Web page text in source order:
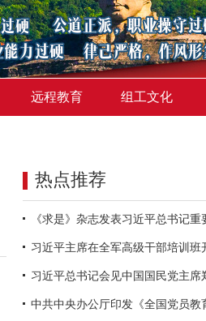
远程教育 组工文化
热点推荐
习近平总书记会见中国国民党主席